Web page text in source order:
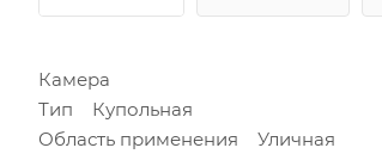
Камера
Тип Купольная
Область применения Уличная